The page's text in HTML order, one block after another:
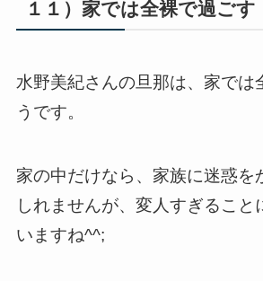
１１）家では全裸で過ごす
水野美紀さんの旦那は、家では
うです。
家の中だけなら、家族に迷惑を
しれませんが、変人すぎること
いますね^^;